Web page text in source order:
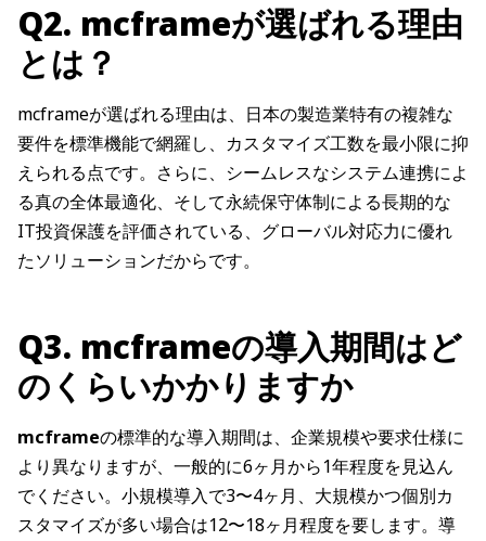
Q2. mcframeが選ばれる理由
とは？
mcframeが選ばれる理由は、日本の製造業特有の複雑な
要件を標準機能で網羅し、カスタマイズ工数を最小限に抑
えられる点です。さらに、シームレスなシステム連携によ
る真の全体最適化、そして永続保守体制による長期的な
IT投資保護を評価されている、グローバル対応力に優れ
たソリューションだからです。
Q3. mcframeの導入期間はど
のくらいかかりますか
mcframeの標準的な導入期間は、企業規模や要求仕様に
より異なりますが、一般的に6ヶ月から1年程度を見込ん
でください。小規模導入で3〜4ヶ月、大規模かつ個別カ
スタマイズが多い場合は12〜18ヶ月程度を要します。導